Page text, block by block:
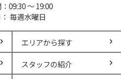
09:30 ～ 19:00
毎週水曜日
エリアから探す
スタッフの紹介